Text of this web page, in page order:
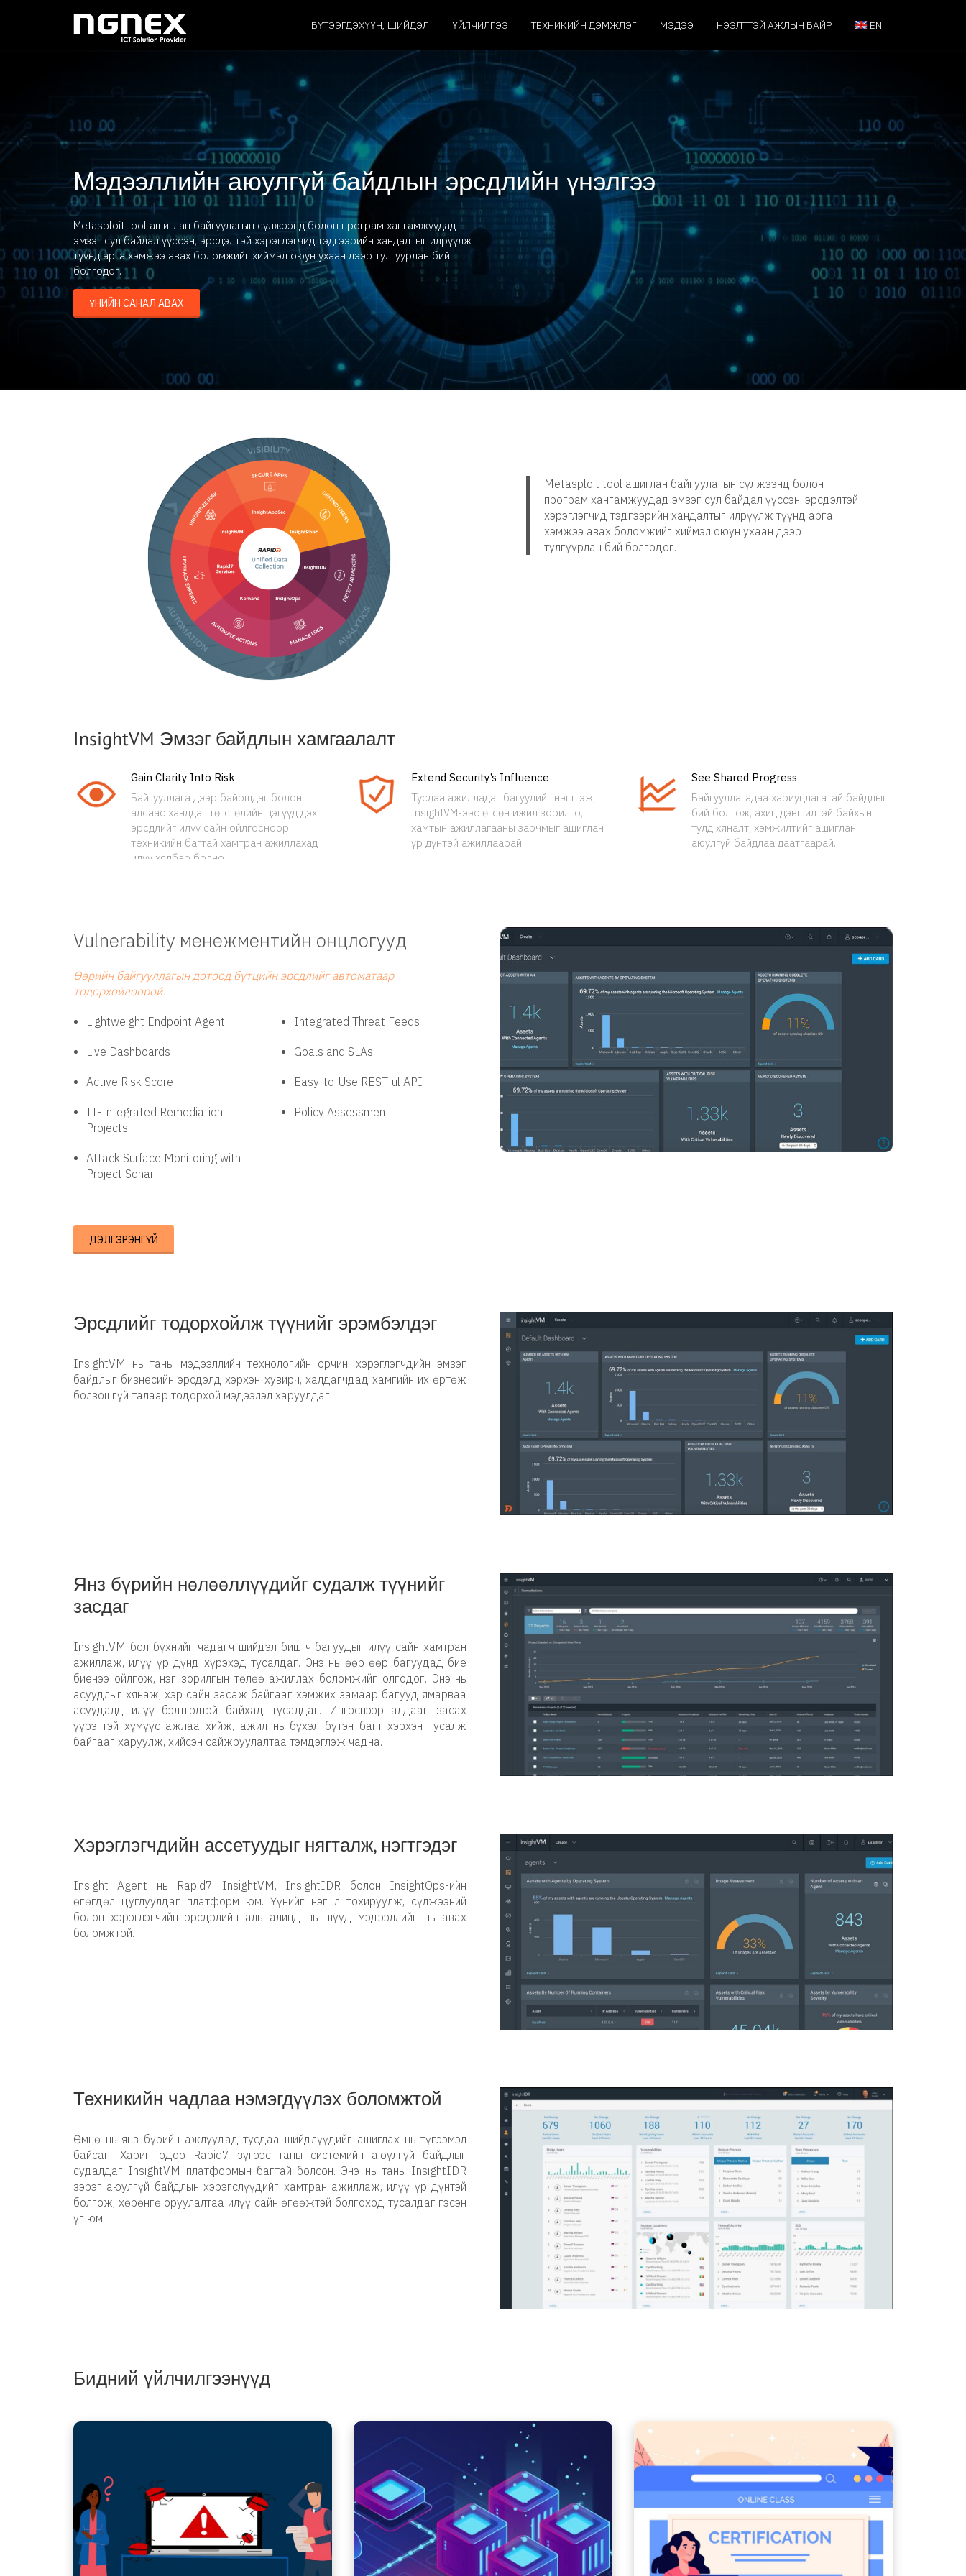
БҮТЭЭГДЭХҮҮН, ШИЙДЭЛ ҮЙЛЧИЛГЭЭ ТЕХНИКИЙН ДЭМЖЛЭГ МЭДЭЭ НЭЭЛТТЭЙ АЖЛЫН БАЙР EN
Мэдээллийн аюулгүй байдлын эрсдлийн үнэлгээ
Metasploit tool ашиглан байгуулагын сүлжээнд болон програм хангамжуудад
эмзэг сул байдал үүссэн, эрсдэлтэй хэрэглэгчид тэдгээрийн хандалтыг илрүүлж
түүнд арга хэмжээ авах боломжийг хиймэл оюун ухаан дээр тулгуурлан бий
болгодог.
ҮНИЙН САНАЛ АВАХ
Metasploit tool ашиглан байгуулагын сүлжээнд болон
програм хангамжуудад эмзэг сул байдал үүссэн, эрсдэлтэй
хэрэглэгчид тэдгээрийн хандалтыг илрүүлж түүнд арга
хэмжээ авах боломжийг хиймэл оюун ухаан дээр
тулгуурлан бий болгодог.
InsightVM Эмзэг байдлын хамгаалалт
Gain Clarity Into Risk
Байгууллага дээр байршдаг болон
алсаас ханддаг төгсгөлийн цэгүүд дэх
эрсдлийг илүү сайн ойлгосноор
техникийн багтай хамтран ажиллахад
илүү хялбар болно.
Extend Security’s Influence
Тусдаа ажилладаг багуудийг нэгтгэж,
InsightVM-ээс өгсөн ижил зорилго,
хамтын ажиллагааны зарчмыг ашиглан
үр дүнтэй ажиллаарай.
See Shared Progress
Байгууллагадаа хариуцлагатай байдлыг
бий болгож, ахиц дэвшилтэй байхын
тулд хяналт, хэмжилтийг ашиглан
аюулгүй байдлаа даатгаарай.
Vulnerability менежментийн онцлогууд
Өөрийн байгууллагын дотоод бүтцийн эрсдлийг автоматаар
тодорхойлоорой.
Lightweight Endpoint Agent
Live Dashboards
Active Risk Score
IT-Integrated Remediation
Projects
Attack Surface Monitoring with
Project Sonar
Integrated Threat Feeds
Goals and SLAs
Easy-to-Use RESTful API
Policy Assessment
ДЭЛГЭРЭНГҮЙ
Эрсдлийг тодорхойлж түүнийг эрэмбэлдэг
InsightVM нь таны мэдээллийн технологийн орчин, хэрэглэгчдийн эмзэг
байдлыг бизнесийн эрсдэлд хэрхэн хувирч, халдагчдад хамгийн их өртөж
болзошгүй талаар тодорхой мэдээлэл харуулдаг.
Янз бүрийн нөлөөллүүдийг судалж түүнийг
засдаг
InsightVM бол бүхнийг чадагч шийдэл биш ч багуудыг илүү сайн хамтран
ажиллаж, илүү үр дүнд хүрэхэд тусалдаг. Энэ нь өөр өөр багуудад бие
биенээ ойлгож, нэг зорилгын төлөө ажиллах боломжийг олгодог. Энэ нь
асуудлыг хянаж, хэр сайн засаж байгааг хэмжих замаар багууд ямарваа
асуудалд илүү бэлтгэлтэй байхад тусалдаг. Ингэснээр алдааг засах
үүрэгтэй хүмүүс ажлаа хийж, ажил нь бүхэл бүтэн багт хэрхэн тусалж
байгааг харуулж, хийсэн сайжруулалтаа тэмдэглэж чадна.
Хэрэглэгчдийн ассетуудыг нягталж, нэгтгэдэг
Insight Agent нь Rapid7 InsightVM, InsightIDR болон InsightOps-ийн
өгөгдөл цуглуулдаг платформ юм. Үүнийг нэг л тохируулж, сүлжээний
болон хэрэглэгчийн эрсдэлийн аль алинд нь шууд мэдээллийг нь авах
боломжтой.
Техникийн чадлаа нэмэгдүүлэх боломжтой
Өмнө нь янз бүрийн ажлуудад тусдаа шийдлүүдийг ашиглах нь түгээмэл
байсан. Харин одоо Rapid7 зүгээс таны системийн аюулгүй байдлыг
судалдаг InsightVM платформын багтай болсон. Энэ нь таны InsightIDR
зэрэг аюулгүй байдлын хэрэгслүүдийг хамтран ажиллаж, илүү үр дүнтэй
болгож, хөрөнгө оруулалтаа илүү сайн өгөөжтэй болгоход тусалдаг гэсэн
үг юм.
Бидний үйлчилгээнүүд